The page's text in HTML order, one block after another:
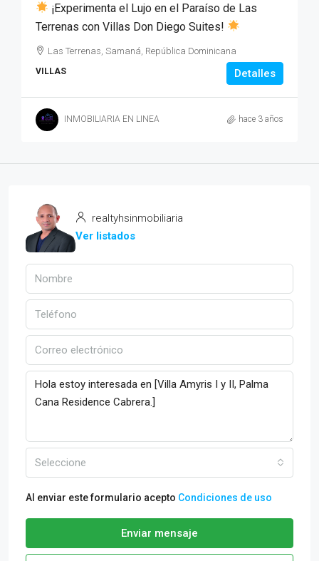
¡Experimenta el Lujo en el Paraíso de Las
Terrenas con Villas Don Diego Suites!
Las Terrenas, Samaná, República Dominicana
VILLAS Detalles
INMOBILIARIA EN LINEA hace 3 años
realtyhsinmobiliaria
Ver listados
Seleccione
Al enviar este formulario acepto Condiciones de uso
Enviar mensaje